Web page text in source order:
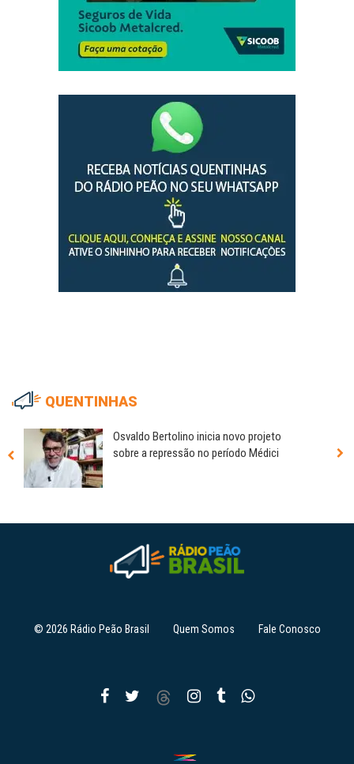
QUENTINHAS
Osvaldo Bertolino inicia novo projeto
sobre a repressão no período Médici
© 2026 Rádio Peão Brasil Quem Somos Fale Conosco